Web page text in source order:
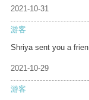
2021-10-31
游客
Shriya sent you a frien
2021-10-29
游客